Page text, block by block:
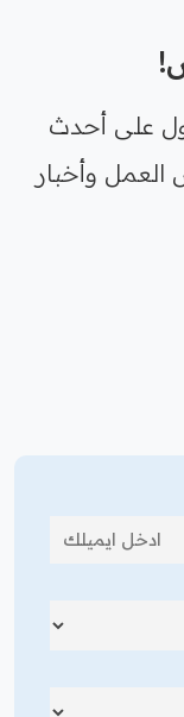
على أحدث
العمل وأخبار